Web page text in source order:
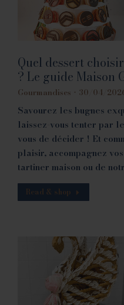
Quel dessert
? Le guide Maison
Gourmandises 30/04/
Savourez les bugnes
laissez-vous tenter par
vous de décider ! Et
plaisir, accompagnez
tartiner maison ou de
Read & shop